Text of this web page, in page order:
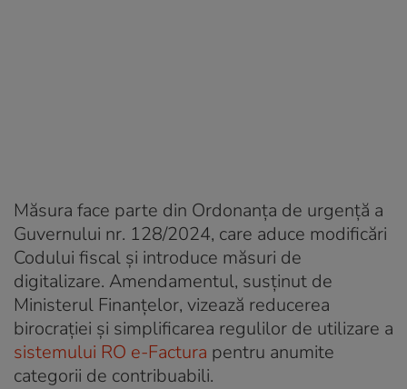
Măsura face parte din Ordonanța de urgență a
Guvernului nr. 128/2024, care aduce modificări
Codului fiscal și introduce măsuri de
digitalizare. Amendamentul, susținut de
Ministerul Finanțelor, vizează reducerea
birocrației și simplificarea regulilor de utilizare a
sistemului RO e-Factura pentru anumite
categorii de contribuabili.